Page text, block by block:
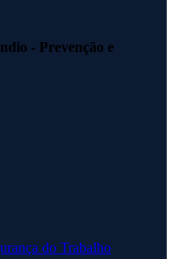
- Prevenção e
do Trabalho